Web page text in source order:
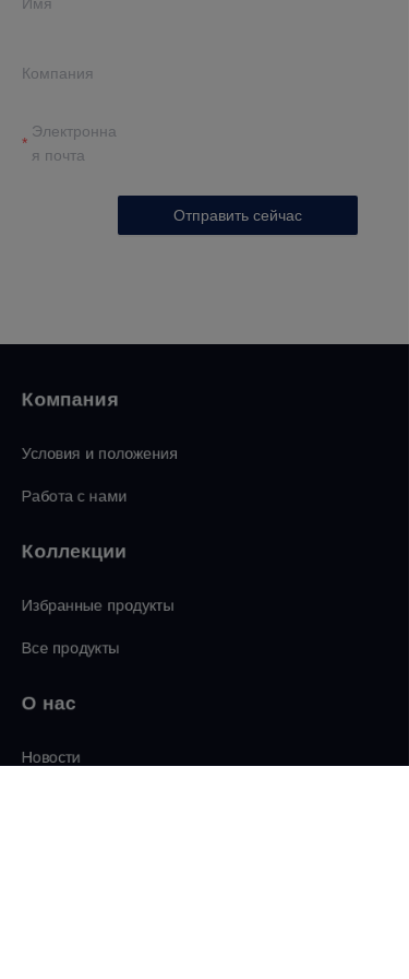
Компания
Электронна
я почта
Отправить сейчас
Компания
Условия и положения
Работа с нами
Коллекции
Избранные продукты
Все продукты
О нас
Новости